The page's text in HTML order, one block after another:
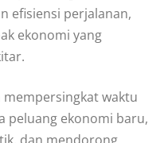
efisiensi perjalanan,
ekonomi yang
mempersingkat waktu
peluang ekonomi baru,